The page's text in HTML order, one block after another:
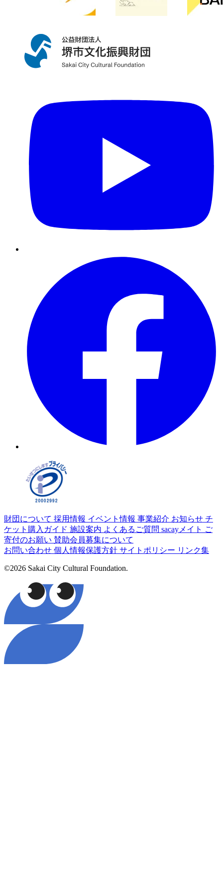
財団について 採用情報 イベント情報 事業紹介 お知らせ チ
ケット購入ガイド 施設案内 よくあるご質問 sacayメイト ご
寄付のお願い 賛助会員募集について
お問い合わせ 個人情報保護方針 サイトポリシー リンク集
©2026 Sakai City Cultural Foundation.